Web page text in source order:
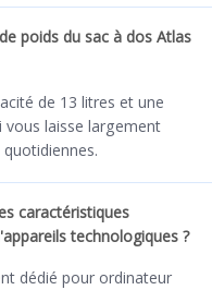
poids du sac à dos Atlas
de 13 litres et une
vous laisse largement
caractéristiques
technologiques ?
dédié pour ordinateur